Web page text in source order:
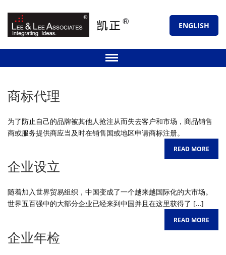
ENGLISH
商标代理
为了防止自己的品牌被其他人抢注从而失去客户和市场，商品销售
商或服务提供商应当及时在销售国或地区申请商标注册。
READ MORE
企业设立
随着加入世界贸易组织，中国变成了一个越来越国际化的大市场。
世界五百强中的大部分企业已经来到中国并且在这里获得了 […]
READ MORE
企业年检